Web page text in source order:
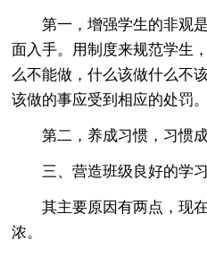
第一，增强学生的非观
面入手。用制度来规范学生
么不能做，什么该做什么不
该做的事应受到相应的处罚。
第二，养成习惯，习惯
三、营造班级良好的学
其主要原因有两点，现
浓。